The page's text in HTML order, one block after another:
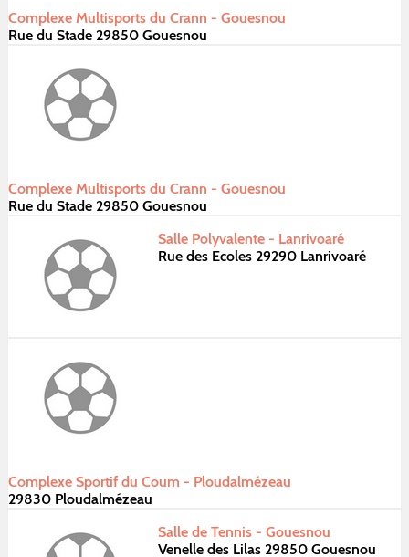
Complexe Multisports du Crann - Gouesnou
Rue du Stade 29850 Gouesnou
Complexe Multisports du Crann - Gouesnou
Rue du Stade 29850 Gouesnou
Salle Polyvalente - Lanrivoaré
Rue des Ecoles 29290 Lanrivoaré
Complexe Sportif du Coum - Ploudalmézeau
29830 Ploudalmézeau
Salle de Tennis - Gouesnou
Venelle des Lilas 29850 Gouesnou